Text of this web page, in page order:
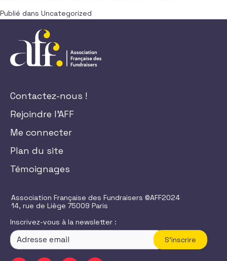
Publié dans Uncategorized
Contactez-nous !
Rejoindre l'AFF
Me connecter
Plan du site
Témoignages
Association Française des Fundraisers ©AFF2024
14, rue de Liège 75009 Paris
Inscrivez-vous à la newsletter :
S'inscrire